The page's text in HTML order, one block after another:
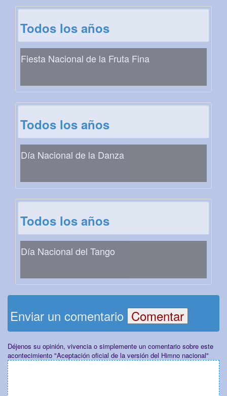
Todos los años
Fiesta Nacional de la Fruta Fina
Todos los años
Día Nacional de la Danza
Todos los años
Día Nacional del Tango
Enviar un comentario
Déjenos su opinión, vivencia o simplemente un comentario sobre este
acontecimiento "Aceptación oficial de la versión del Himno nacional"